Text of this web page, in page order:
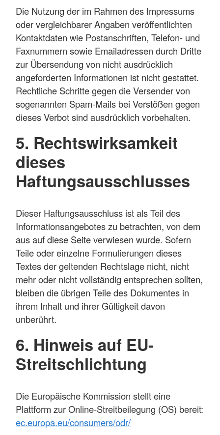
Die Nutzung der im Rahmen des Impressums
oder vergleichbarer Angaben veröffentlichten
Kontaktdaten wie Postanschriften, Telefon- und
Faxnummern sowie Emailadressen durch Dritte
zur Übersendung von nicht ausdrücklich
angeforderten Informationen ist nicht gestattet.
Rechtliche Schritte gegen die Versender von
sogenannten Spam-Mails bei Verstößen gegen
dieses Verbot sind ausdrücklich vorbehalten.
5. Rechtswirksamkeit
dieses
Haftungsausschlusses
Dieser Haftungsausschluss ist als Teil des
Informationsangebotes zu betrachten, von dem
aus auf diese Seite verwiesen wurde. Sofern
Teile oder einzelne Formulierungen dieses
Textes der geltenden Rechtslage nicht, nicht
mehr oder nicht vollständig entsprechen sollten,
bleiben die übrigen Teile des Dokumentes in
ihrem Inhalt und ihrer Gültigkeit davon
unberührt.
6. Hinweis auf EU-
Streitschlichtung
Die Europäische Kommission stellt eine
Plattform zur Online-Streitbeilegung (OS) bereit:
ec.europa.eu/consumers/odr/